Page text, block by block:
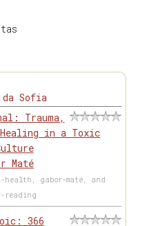
Sofia
Trauma,
in a Toxic
Maté
gabor-maté, and
reading
366